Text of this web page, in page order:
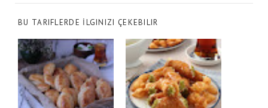
BU TARIFLERDE İLGINIZI ÇEKEBILIR